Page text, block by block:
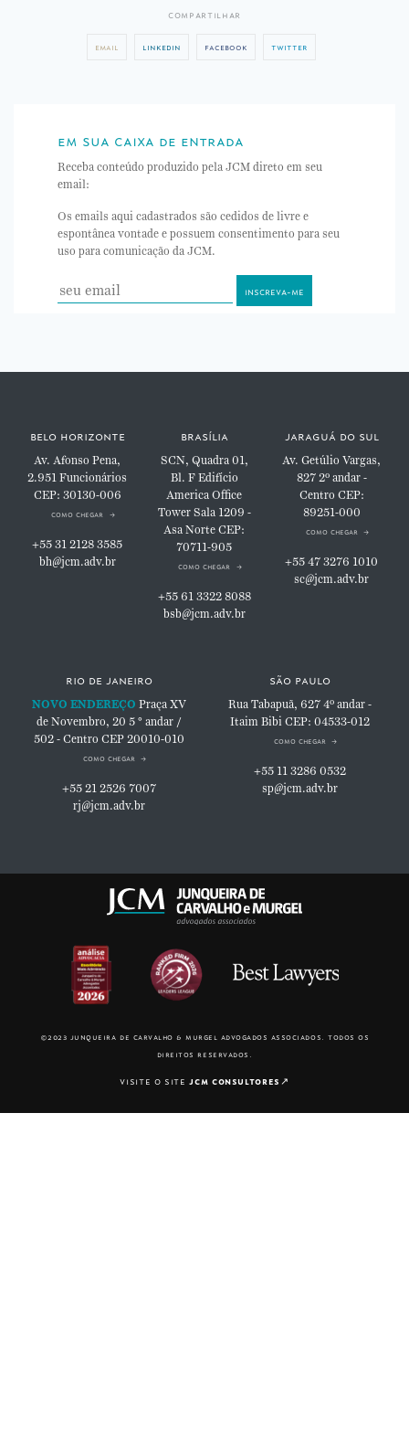
compartilhar
email linkedin facebook twitter
em sua caixa de entrada
Receba conteúdo produzido pela JCM direto em seu
email:
Os emails aqui cadastrados são cedidos de livre e
espontânea vontade e possuem consentimento para seu
uso para comunicação da JCM.
belo horizonte
Av. Afonso Pena,
2.951Funcionários
CEP: 30130-006
como chegar
+55 31 2128 3585
bh@jcm.adv.br
brasília
SCN, Quadra 01,
Bl. FEdifício
America Office
TowerSala 1209 -
Asa NorteCEP:
70711-905
como chegar
+55 61 3322 8088
bsb@jcm.adv.br
jaraguá do sul
Av. Getúlio Vargas,
8272º andar -
Centro CEP:
89251-000
como chegar
+55 47 3276 1010
sc@jcm.adv.br
rio de janeiro
NOVO ENDEREÇO Praça XV
de Novembro, 20 5 ° andar /
502 - Centro CEP 20010-010
como chegar
+55 21 2526 7007
rj@jcm.adv.br
são paulo
Rua Tabapuã, 6274º andar -
Itaim BibiCEP: 04533-012
como chegar
+55 11 3286 0532
sp@jcm.adv.br
©2023 junqueira de carvalho & murgel advogados associados. todos os
direitos reservados.
visite o sitejcm consultores↗